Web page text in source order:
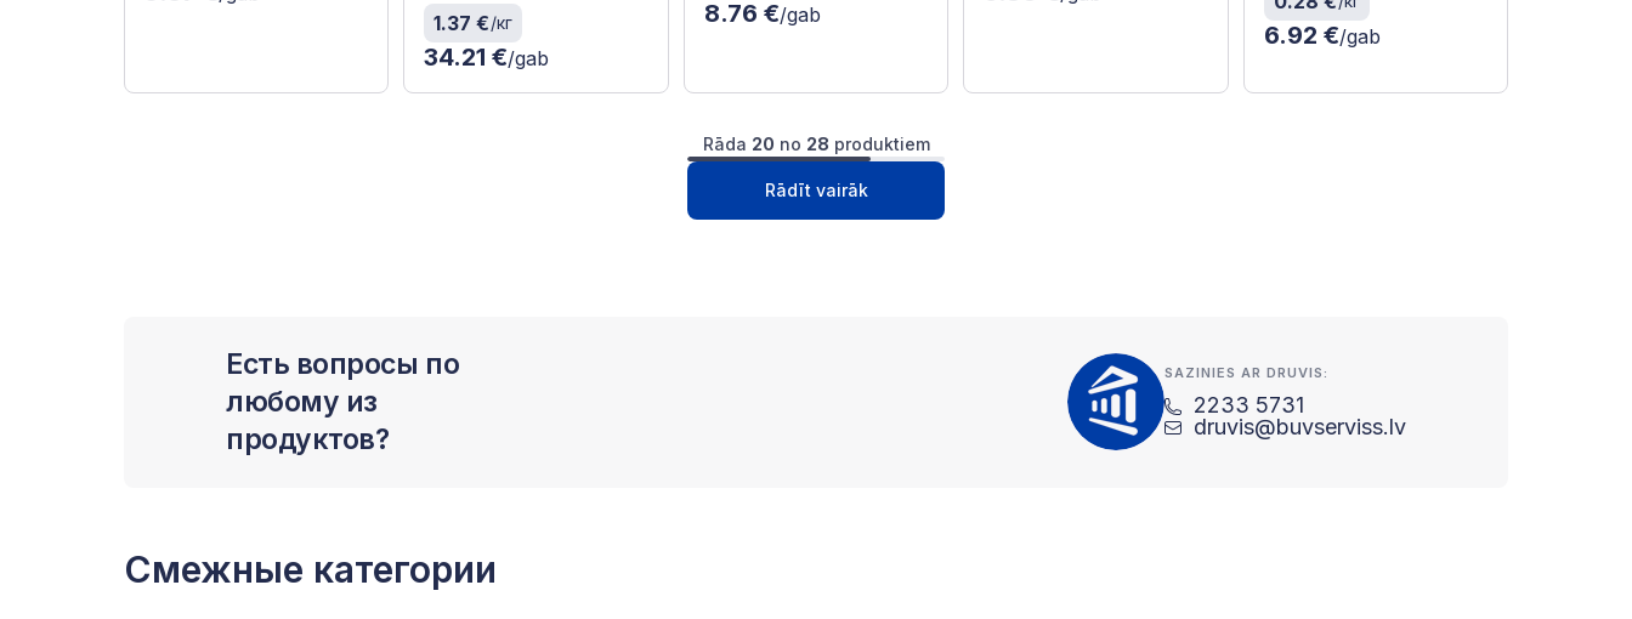
1.37 €/кг
34.21 €/gab
8.76 €/gab
6.92 €/gab
Rāda 20 no 28 produktiem
Rādīt vairāk
1 2 Следущая
Есть вопросы по
любому из
продуктов?
SAZINIES AR DRUVIS:
2233 5731
druvis@buvserviss.lv
Смежные категории